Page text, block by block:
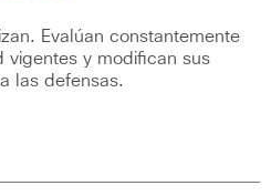
Evalúan constantemente
vigentes y modifican sus
las defensas.